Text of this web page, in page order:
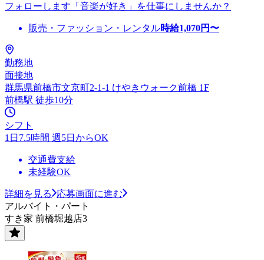
フォローします「音楽が好き」を仕事にしませんか？
販売・ファッション・レンタル時給1,070円〜
勤務地
面接地
群馬県前橋市文京町2-1-1 けやきウォーク前橋 1F
前橋駅 徒歩10分
シフト
1日7.5時間 週5日からOK
交通費支給
未経験OK
詳細を見る
応募画面に進む
アルバイト・パート
すき家 前橋堀越店3